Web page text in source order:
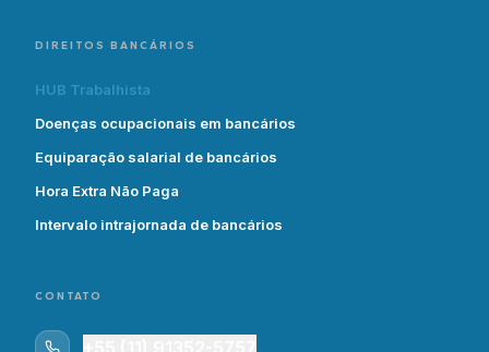
DIREITOS BANCÁRIOS
HUB Trabalhista
Doenças ocupacionais em bancários
Equiparação salarial de bancários
Hora Extra Não Paga
Intervalo intrajornada de bancários
CONTATO